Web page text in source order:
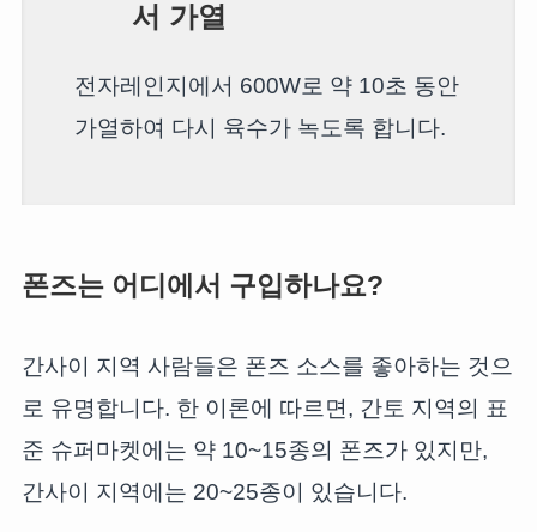
서 가열
전자레인지에서 600W로 약 10초 동안
가열하여 다시 육수가 녹도록 합니다.
폰즈는 어디에서 구입하나요?
간사이 지역 사람들은 폰즈 소스를 좋아하는 것으
로 유명합니다. 한 이론에 따르면, 간토 지역의 표
준 슈퍼마켓에는 약 10~15종의 폰즈가 있지만,
간사이 지역에는 20~25종이 있습니다.